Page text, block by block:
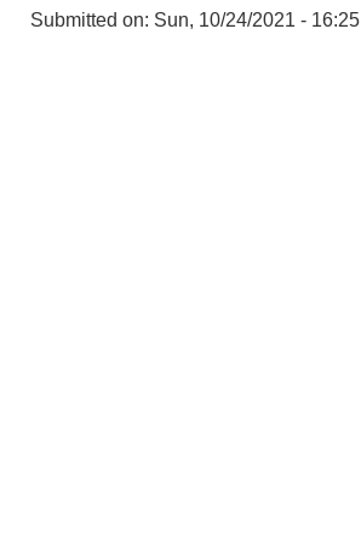
Submitted on: Sun, 10/24/2021 - 16:25